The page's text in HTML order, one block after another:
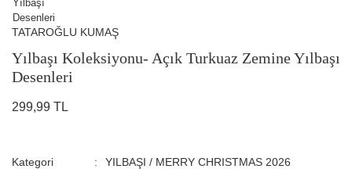
TATAROĞLU KUMAŞ
Yılbaşı Koleksiyonu- Açık Turkuaz Zemine Yılbaşı
Desenleri
299,99 TL
Kategori
YILBAŞI / MERRY CHRISTMAS 2026